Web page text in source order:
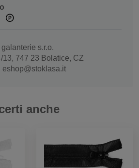
s.r.o.
13, 747 23 Bolatice, CZ
eshop@stoklasa.it
anche